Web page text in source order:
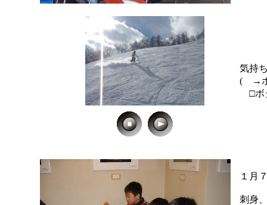
気持
( →ボ
□ボ
１月
刺身